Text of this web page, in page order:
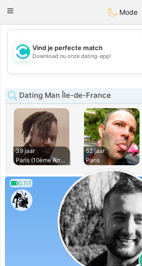
olombiaCitas
Toggle
Mode
💖
💕
Vind je perfecte match
Download nu onze dating-app!
Dating Man Île-de-France
39 jaar
Paris (10ème Arron
52 jaar
Paris
0.7/1